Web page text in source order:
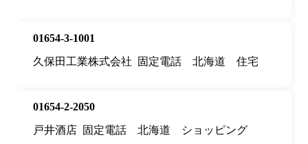
01654-3-1001
久保田工業株式会社
固定電話 北海道 住宅
01654-2-2050
戸井酒店 固定電話 北海道 ショッピング